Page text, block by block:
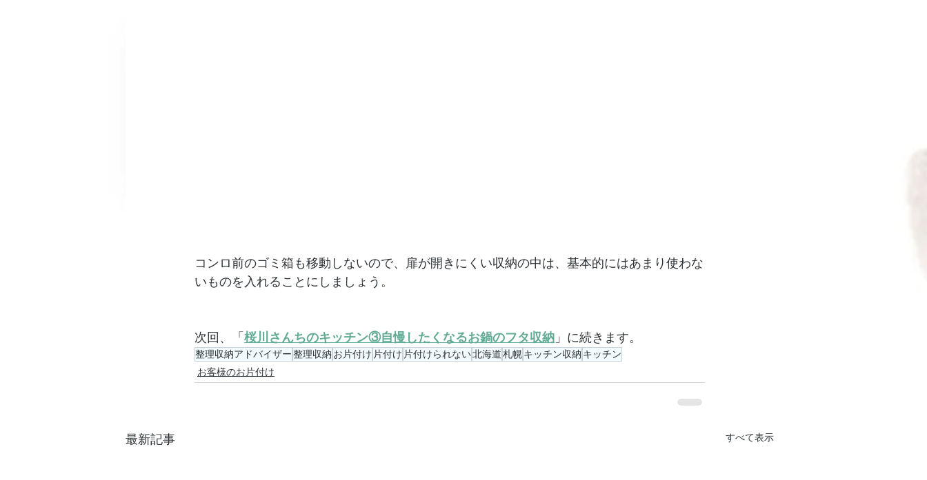
コンロ前のゴミ箱も移動しないので、扉が開きにくい収納の中は、基本的にはあまり使わな
いものを入れることにしましょう。
次回、「 桜川さんちのキッチン③自慢したくなるお鍋のフタ収納 」に続きます。
整理収納アドバイザー整理収納 お片付け 片付け 片付けられない北海道札幌キッチン収納 キッチン
お客様のお片付け
最新記事 すべて表示